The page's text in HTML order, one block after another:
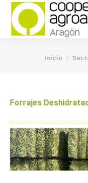
You are here:
Inicio
Forrajes